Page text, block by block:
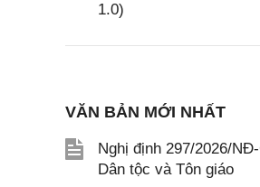
1.0)
VĂN BẢN MỚI NHẤT
Nghị định 297/2026/
Dân tộc và Tôn giáo